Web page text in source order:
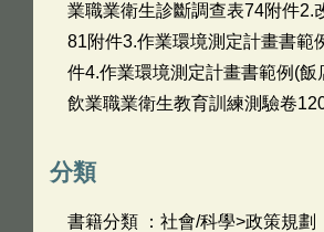
業職業衛生診斷調查表74附件2.
81附件3.作業環境測定計畫書範
件4.作業環境測定計畫書範例(飯
飲業職業衛生教育訓練測驗卷
分類
書籍分類 ：社會/科學>政策規劃